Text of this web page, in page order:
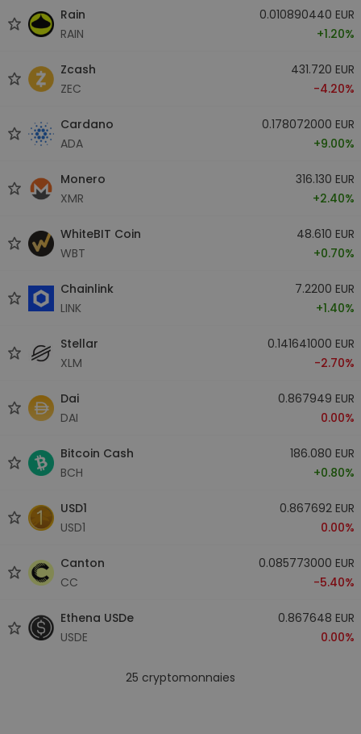
Rain
RAIN
0.010890440 EUR
+1.20%
Zcash
ZEC
431.720 EUR
-4.20%
Cardano
ADA
0.178072000 EUR
+9.00%
Monero
XMR
316.130 EUR
+2.40%
WhiteBIT Coin
WBT
48.610 EUR
+0.70%
Chainlink
LINK
7.2200 EUR
+1.40%
Stellar
XLM
0.141641000 EUR
-2.70%
Dai
DAI
0.867949 EUR
0.00%
Bitcoin Cash
BCH
186.080 EUR
+0.80%
USD1
USD1
0.867692 EUR
0.00%
Canton
CC
0.085773000 EUR
-5.40%
Ethena USDe
USDE
0.867648 EUR
0.00%
25 cryptomonnaies